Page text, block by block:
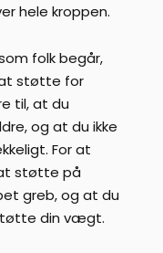
hele kroppen.
folk begår,
støtte for
til, at du
og at du ikke
For at
støtte på
greb, og at du
din vægt.